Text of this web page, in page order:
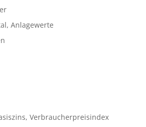
Anlagewerte
Verbraucherpreisindex